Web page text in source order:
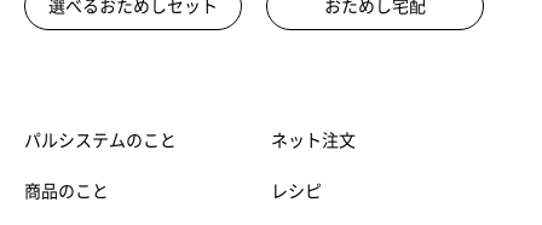
選べるおためしセット おためし宅配
パルシステムのこと
商品のこと
ネット注文
レシピ